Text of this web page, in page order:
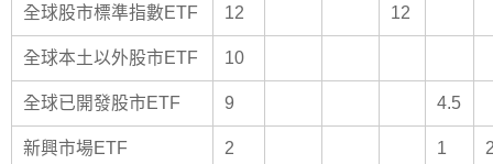
全球股市標準指數ETF 12 12
全球本土以外股市ETF 10
全球已開發股市ETF 9 4.5
新興市場ETF 2 1